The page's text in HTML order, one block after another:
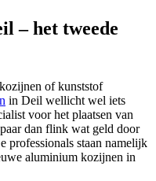
– het tweede
of kunststof
in Deil wellicht wel iets
voor het plaatsen van
dan flink wat geld door
professionals staan namelijk
aluminium kozijnen in